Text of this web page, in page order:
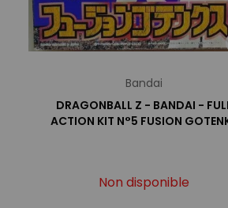
Bandai
DRAGONBALL Z - BANDAI -
ACTION KIT N°5 FUSION
Non disponible